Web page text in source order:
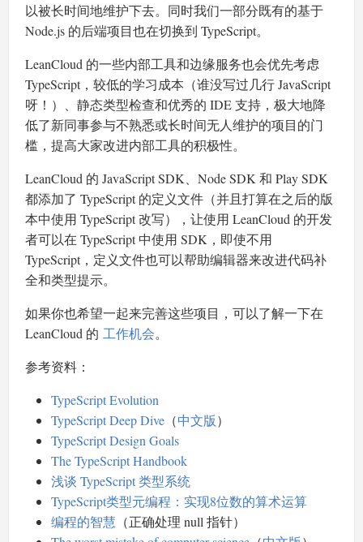
以被长时间地维护下去。同时我们一部分既有的基于
Node.js 的后端项目也在切换到 TypeScript。
LeanCloud 的一些内部工具和边缘服务也会优先考虑
TypeScript，较低的学习成本（谁没写过几行 JavaScript
呀！）、静态类型检查和优秀的 IDE 支持，极大地降
低了新同事参与不熟悉或长时间无人维护的项目的门
槛，提高大家改进内部工具的积极性。
LeanCloud 的 JavaScript SDK、Node SDK 和 Play SDK
都添加了 TypeScript 的定义文件（并且打算在之后的版
本中使用 TypeScript 改写），让使用 LeanCloud 的开发
者可以在 TypeScript 中使用 SDK，即使不用
TypeScript，定义文件也可以帮助编辑器来改进代码补
全和类型提示。
如果你也希望一起来完善这些项目，可以了解一下在
LeanCloud 的 工作机会。
参考资料：
TypeScript Evolution
TypeScript Deep Dive （中文版）
TypeScript Design Goals
The TypeScript Handbook
浅谈 TypeScript 类型系统
TypeScript类型元编程：实现8位数的算术运算
编程的智慧 （正确处理 null 指针）